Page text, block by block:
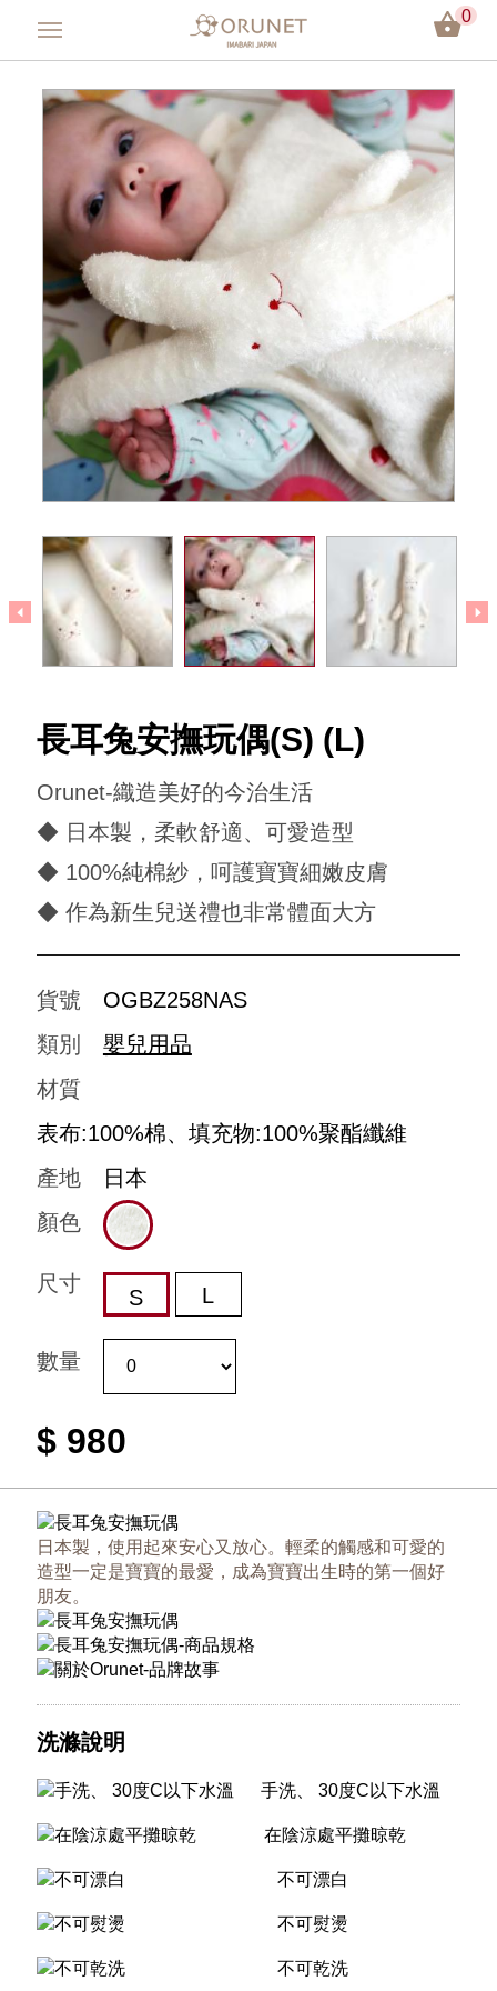
會員登入
方巾／手帕
毛巾／浴巾
嬰兒用品
彌月禮盒
今治認證
關於Orunet
回到犬印本舖
0
長耳兔安撫玩偶(S) (L)
Orunet-織造美好的今治生活
◆ 日本製，柔軟舒適、可愛造型
◆ 100%純棉紗，呵護寶寶細嫩皮膚
◆ 作為新生兒送禮也非常體面大方
貨號
OGBZ258NAS
類別
嬰兒用品
材質
表布:100%棉、填充物:100%聚酯纖維
產地
日本
顏色
尺寸
S L
數量
$ 980
日本製，使用起來安心又放心。輕柔的觸感和可愛的
造型一定是寶寶的最愛，成為寶寶出生時的第一個好
朋友。
洗滌說明
手洗、 30度C以下水溫
在陰涼處平攤晾乾
不可漂白
不可熨燙
不可乾洗